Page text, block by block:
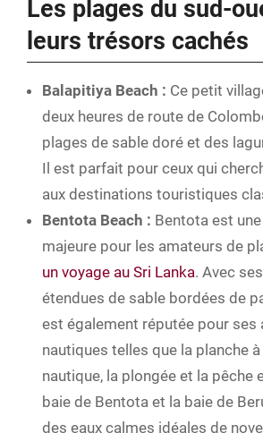
Les plages du sud-
leurs trésors cachés
Balapitiya Beach : Ce petit
deux heures de route de
plages de sable doré et des
Il est parfait pour ceux qui
aux destinations touristiques
Bentota Beach : Bentota est
majeure pour les amateurs de
un voyage au Sri Lanka. Avec
étendues de sable bordées de
est également réputée pour ses
nautiques telles que la planche
nautique, la plongée et la pêche
baie de Bentota et la baie de
des eaux calmes idéales de